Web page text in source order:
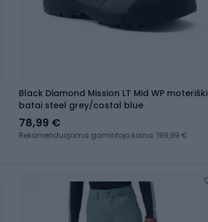
Black Diamond Mission LT Mid WP moteriški
batai steel grey/costal blue
78,99 €
Rekomenduojama gamintojo kaina: 199,99 €